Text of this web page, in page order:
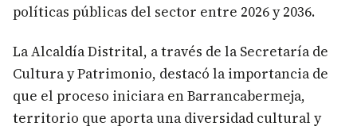
políticas públicas del sector entre 2026 y 2036.
La Alcaldía Distrital, a través de la Secretaría de
Cultura y Patrimonio, destacó la importancia de
que el proceso iniciara en Barrancabermeja,
territorio que aporta una diversidad cultural y